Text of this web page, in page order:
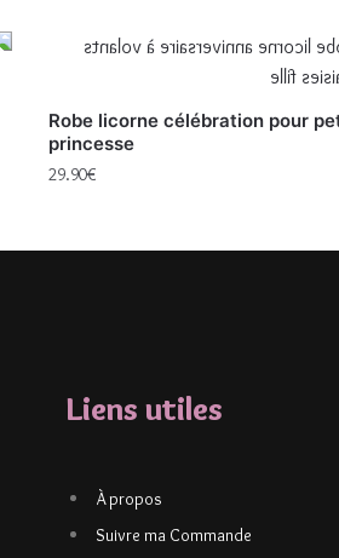
Robe licorne célébration pour
princesse
29.90€
Liens utiles
À propos
Suivre ma Commande